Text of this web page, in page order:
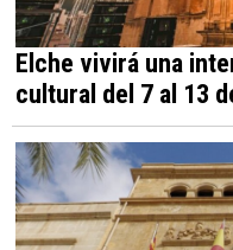
Elche vivirá una
cultural del 7 al 13